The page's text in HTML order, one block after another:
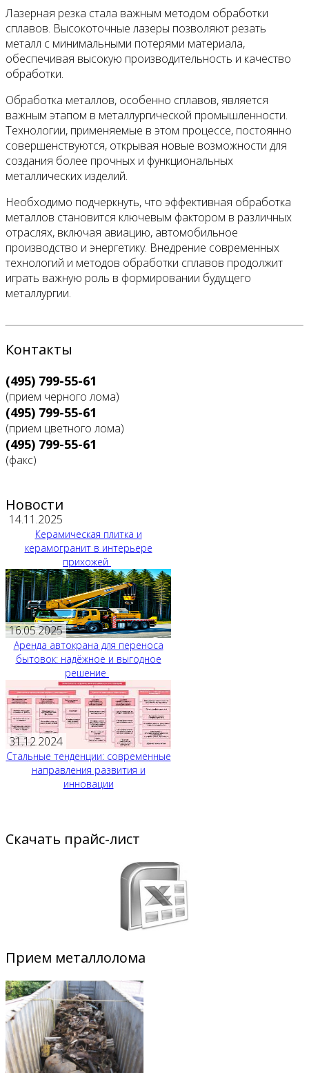
Лазерная резка стала важным методом обработки
сплавов. Высокоточные лазеры позволяют резать
металл с минимальными потерями материала,
обеспечивая высокую производительность и качество
обработки.
Обработка металлов, особенно сплавов, является
важным этапом в металлургической промышленности.
Технологии, применяемые в этом процессе, постоянно
совершенствуются, открывая новые возможности для
создания более прочных и функциональных
металлических изделий.
Необходимо подчеркнуть, что эффективная обработка
металлов становится ключевым фактором в различных
отраслях, включая авиацию, автомобильное
производство и энергетику. Внедрение современных
технологий и методов обработки сплавов продолжит
играть важную роль в формировании будущего
металлургии.
Контакты
(495) 799-55-61
(прием черного лома)
(495) 799-55-61
(прием цветного лома)
(495) 799-55-61
(факс)
Новости
14.11.2025
Керамическая плитка и
керамогранит в интерьере
прихожей
16.05.2025
Аренда автокрана для переноса
бытовок: надёжное и выгодное
решение
31.12.2024
Стальные тенденции: современные
направления развития и
инновации
Скачать прайс-лист
Прием металлолома